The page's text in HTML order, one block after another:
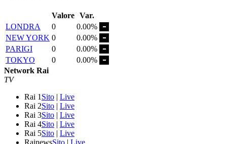
Valore Var.
LONDRA
0
0.00%
NEW YORK 0
0.00%
PARIGI
0
0.00%
TOKYO
0
0.00%
Network Rai
TV
Rai 1 Sito | Live
Rai 2Sito | Live
Rai 3Sito | Live
Rai 4Sito | Live
Rai 5Sito | Live
RainewsSito | Live